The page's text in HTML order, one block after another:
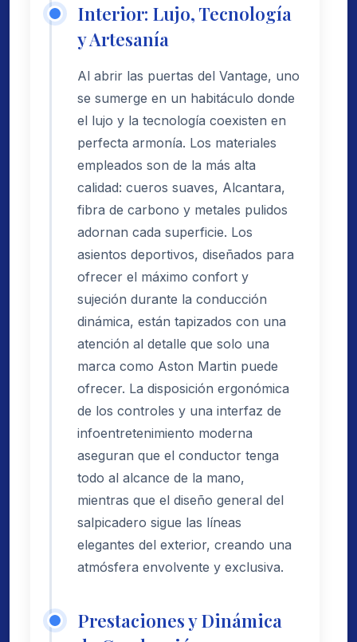
Interior: Lujo, Tecnología
y Artesanía
Al abrir las puertas del Vantage, uno
se sumerge en un habitáculo donde
el lujo y la tecnología coexisten en
perfecta armonía. Los materiales
empleados son de la más alta
calidad: cueros suaves, Alcantara,
fibra de carbono y metales pulidos
adornan cada superficie. Los
asientos deportivos, diseñados para
ofrecer el máximo confort y
sujeción durante la conducción
dinámica, están tapizados con una
atención al detalle que solo una
marca como Aston Martin puede
ofrecer. La disposición ergonómica
de los controles y una interfaz de
infoentretenimiento moderna
aseguran que el conductor tenga
todo al alcance de la mano,
mientras que el diseño general del
salpicadero sigue las líneas
elegantes del exterior, creando una
atmósfera envolvente y exclusiva.
Prestaciones y Dinámica